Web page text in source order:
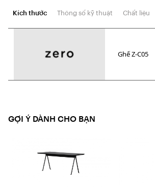
Kích thước Thông số kỹ thuật Chất liệu
Ghế Z-C05
GỢI Ý DÀNH CHO BẠN